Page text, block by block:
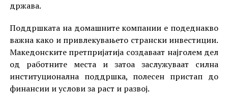
држава.
Поддршката на домашните компании е подеднакво
важна како и привлекувањето странски инвестиции.
Македонските претпријатија создаваат најголем дел
од работните места и затоа заслужуваат силна
институционална поддршка, полесен пристап до
финансии и услови за раст и развој.